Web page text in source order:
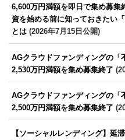
6,600万円満額を即日で集め募
資を始める前に知っておきたい
とは (2026年7月15日公開)
AGクラウドファンディングの「
2,530万円満額を集め募集終了
AGクラウドファンディングの「
2,500万円満額を集め募集終了
【ソーシャルレンディング】延